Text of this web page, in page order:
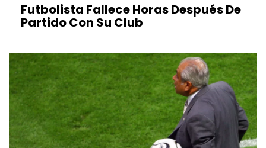
Futbolista Fallece Horas Después De
Partido Con Su Club